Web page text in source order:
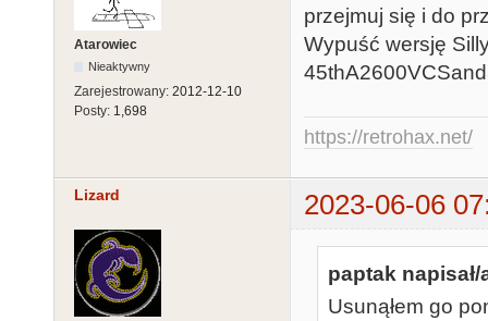
Atarowiec
Nieaktywny
Zarejestrowany: 2012-12-10
Posty: 1,698
przejmuj się i do
Wypuść wersję
https://retrohax.net/
Lizard 2023-06-06
paptak napisał/
Usunąłem go